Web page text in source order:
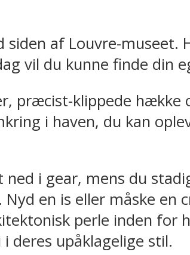
siden af Louvre-
vil du kunne finde din
præcist-klippede hække
i haven, du kan
i gear, mens du
en is eller måske en
perle inden for
deres upåklagelige stil.